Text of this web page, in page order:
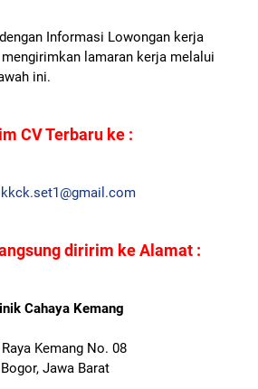
Informasi Lowongan kerja
lamaran kerja melalui
ini.
CV Terbaru ke :
diririm ke Alamat :
Cahaya Kemang
Kemang No. 08
Bogor, Jawa Barat